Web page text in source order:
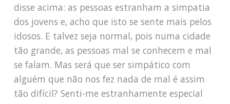
disse acima: as pessoas estranham a simpatia
dos jovens e, acho que isto se sente mais pelos
idosos. E talvez seja normal, pois numa cidade
tão grande, as pessoas mal se conhecem e mal
se falam. Mas será que ser simpático com
alguém que não nos fez nada de mal é assim
tão difícil? Senti-me estranhamente especial